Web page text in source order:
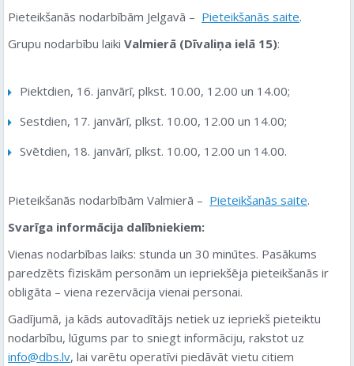
Pieteikšanās nodarbībām Jelgavā – Pieteikšanās saite.
Grupu nodarbību laiki Valmierā (Dīvaliņa ielā 15):
Piektdien, 16. janvārī, plkst. 10.00, 12.00 un 14.00;
Sestdien, 17. janvārī, plkst. 10.00, 12.00 un 14.00;
Svētdien, 18. janvārī, plkst. 10.00, 12.00 un 14.00.
Pieteikšanās nodarbībām Valmierā – Pieteikšanās saite.
Svarīga informācija dalībniekiem:
Vienas nodarbības laiks: stunda un 30 minūtes. Pasākums
paredzēts fiziskām personām un iepriekšēja pieteikšanās ir
obligāta – viena rezervācija vienai personai.
Gadījumā, ja kāds autovadītājs netiek uz iepriekš pieteiktu
nodarbību, lūgums par to sniegt informāciju, rakstot uz
info@dbs.lv, lai varētu operatīvi piedāvāt vietu citiem